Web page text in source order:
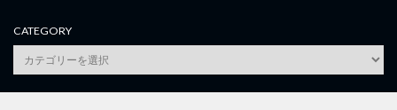
CATEGORY
category